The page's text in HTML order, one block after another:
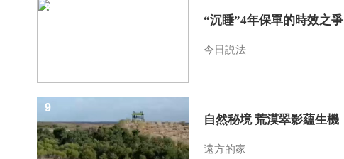
“沉睡”4年保單的時效之爭
今日説法
8
自然秘境 荒漠翠影蘊生機
遠方的家
9